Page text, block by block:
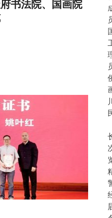
书法院、国画院